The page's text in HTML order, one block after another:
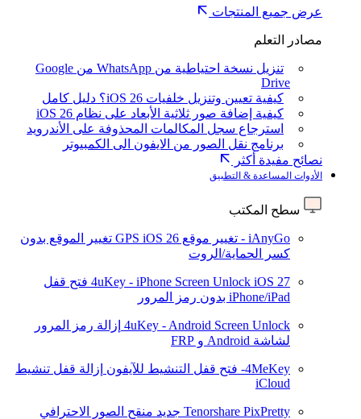
عرض جميع المنتجات
مصادر التعلم
تنزيل نسخة احتياطية من WhatsApp من Google
Drive
كيفية تعيين وتنزيل خلفيات iOS 26؟ دليل كامل
كيفية إضافة صور ثلاثية الأبعاد على نظام iOS 26
استرجاع سجل المكالمات المحذوفة على الأندرويد
برنامج نقل الصور من الايفون الى الكمبيوتر
نصائح مفيدة أكثر
الأدوات المساعدة & التطبيق
سطح المكتب
iAnyGo - تغيير موقع GPS iOS 26
تغيير الموقع بدون
كسر الحماية/الروت
4uKey - iPhone Screen Unlock iOS 27
فتح قفل
iPhone/iPad بدون رمز المرور
4uKey - Android Screen Unlock إزالة رمز المرور
لشاشة Android و FRP
4MeKey- فتح قفل التنشيط للآيفون
إزالة قفل تنشيط
iCloud
Tenorshare PixPretty جديد منقح الصور الاحترافي